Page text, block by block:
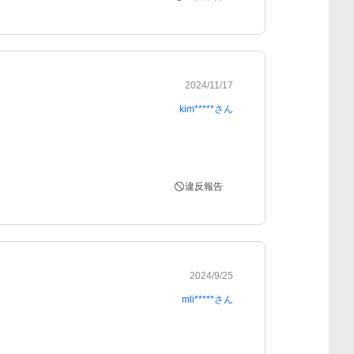
2024/11/17
kim*****さん
違反報告
2024/9/25
mli*****さん